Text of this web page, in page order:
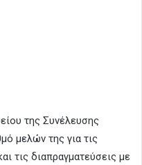
της Συνέλευσης
μελών της για τις
τις διαπραγματεύσεις με